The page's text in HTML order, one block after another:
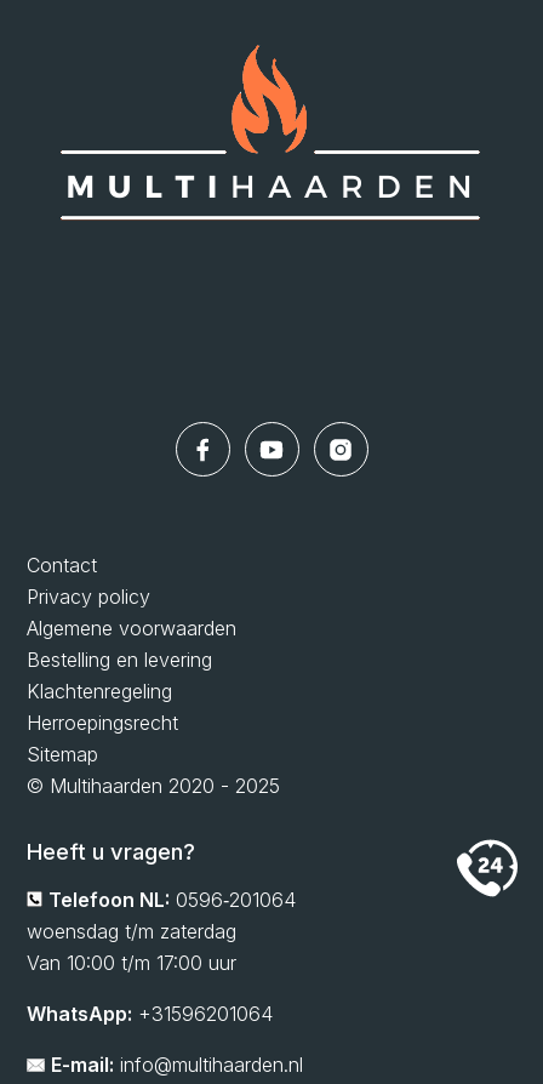
Contact
Privacy policy
Algemene voorwaarden
Bestelling en levering
Klachtenregeling
Herroepingsrecht
Sitemap
© Multihaarden 2020 - 2025
Heeft u vragen?
Telefoon NL: 0596‑201064
woensdag t/m zaterdag
Van 10:00 t/m 17:00 uur
WhatsApp: +31596201064
E-mail: info@multihaarden.nl